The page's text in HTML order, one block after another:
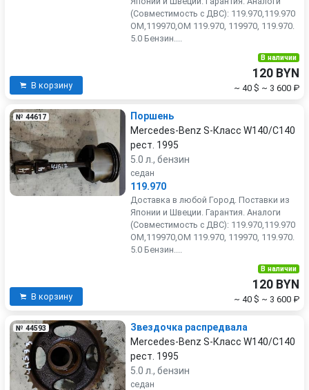
(Совместимость с ДВС): 119.970,119.970
OM,119970,OM 119.970, 119970, 119.970.
5.0 Бензин....
В корзину
В наличии
120 BYN
~ 40 $ ~ 3 600 ₽
№ 44617
Поршень
Mercedes-Benz S-Класс W140/C140
рест. 1995
5.0 л., бензин
седан
119.970
Доставка в любой Город. Поставки из
Японии и Швеции. Гарантия. Аналоги
(Совместимость с ДВС): 119.970,119.970
OM,119970,OM 119.970, 119970, 119.970.
5.0 Бензин....
В корзину
В наличии
120 BYN
~ 40 $ ~ 3 600 ₽
№ 44593
Звездочка распредвала
Mercedes-Benz S-Класс W140/C140
рест. 1995
5.0 л., бензин
седан